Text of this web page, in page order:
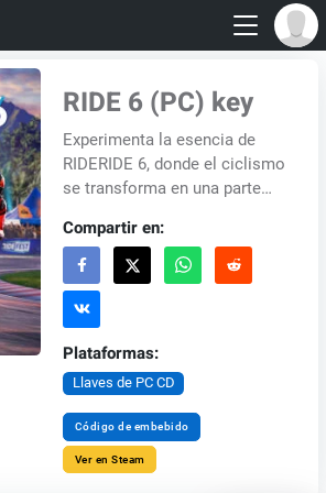
RIDE 6 (PC) key
Experimenta la esencia de
RIDERIDE 6, donde el ciclismo
se transforma en una parte
Se trata de convertir tu pasión
en ide...
Compartir en:
Plataformas:
Llaves de PC CD
Código de embebido
Ver en Steam